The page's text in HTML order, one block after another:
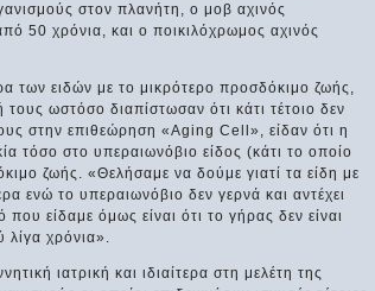
στον πλανήτη, ο μοβ αχινός
50 χρόνια, και ο ποικιλόχρωμος αχινός
των ειδών με το μικρότερο προσδόκιμο ζωής,
ωστόσο διαπίστωσαν ότι κάτι τέτοιο δεν
στην επιθεώρηση «Aging Cell», είδαν ότι η
τόσο στο υπεραιωνόβιο είδος (κάτι το οποίο
ζωής. «Θελήσαμε να δούμε γιατί τα είδη με
ενώ το υπεραιωνόβιο δεν γερνά και αντέχει
είδαμε όμως είναι ότι το γήρας δεν είναι
λίγα χρόνια».
ιατρική και ιδιαίτερα στη μελέτη της